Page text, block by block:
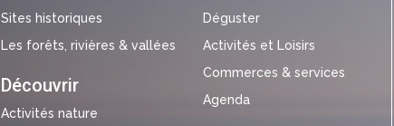
Sites historiques
Les forêts, rivières & vallées
Découvrir
Activités nature
Déguster
Activités et Loisirs
Commerces & services
Agenda